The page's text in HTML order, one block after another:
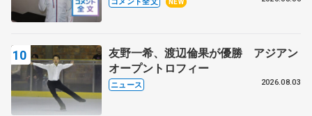
友野一希、渡辺倫果が優勝 アジアン
オープントロフィー
ニュース 2026.08.03